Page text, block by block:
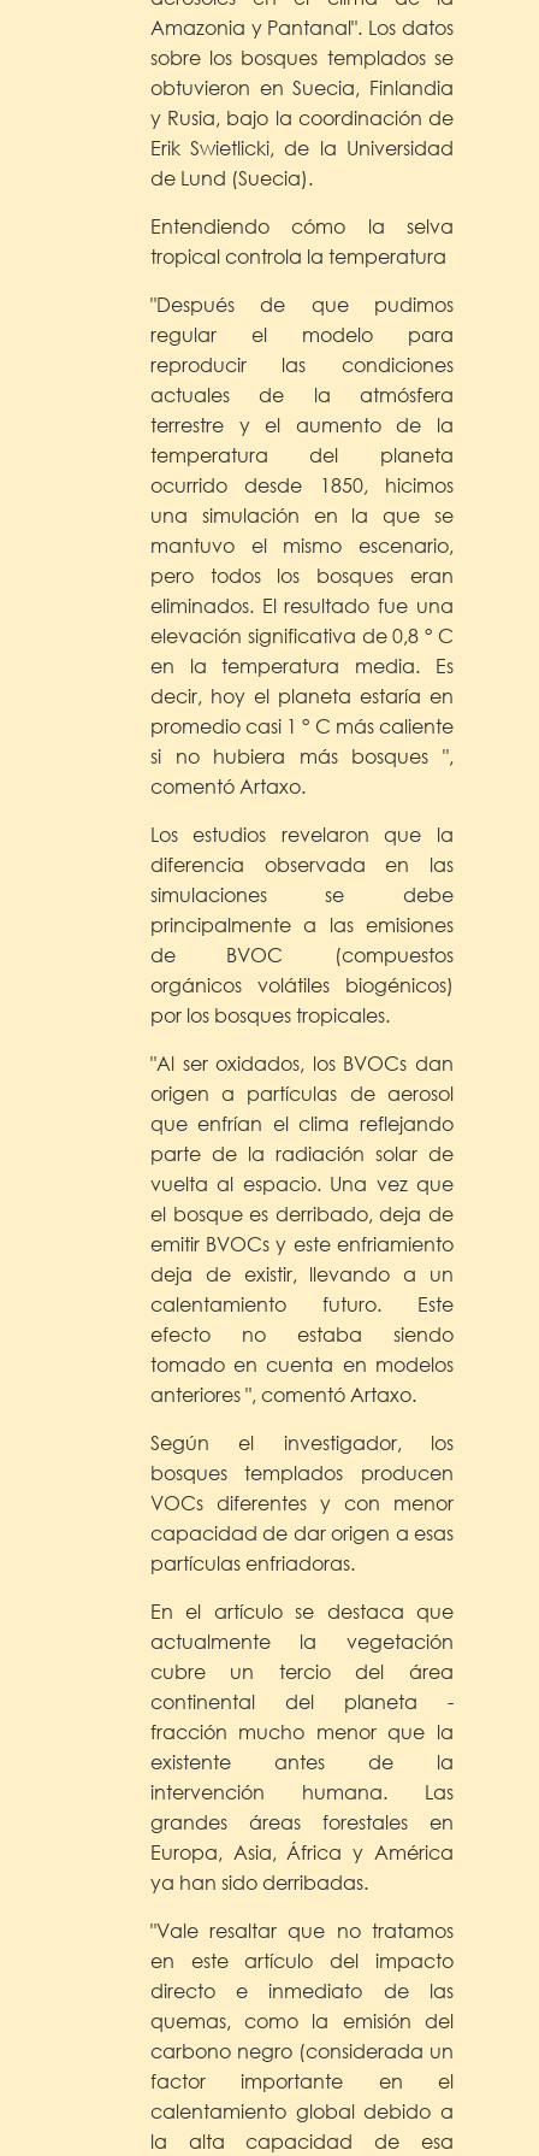
Amazonia y Pantanal". Los datos
sobre los bosques templados se
obtuvieron en Suecia, Finlandia
y Rusia, bajo la coordinación de
Erik Swietlicki, de la Universidad
de Lund (Suecia).
Entendiendo cómo la selva
tropical controla la temperatura
"Después de que pudimos
regular el modelo para
reproducir las condiciones
actuales de la atmósfera
terrestre y el aumento de la
temperatura del planeta
ocurrido desde 1850, hicimos
una simulación en la que se
mantuvo el mismo escenario,
pero todos los bosques eran
eliminados. El resultado fue una
elevación significativa de 0,8 ° C
en la temperatura media. Es
decir, hoy el planeta estaría en
promedio casi 1 ° C más caliente
si no hubiera más bosques ",
comentó Artaxo.
Los estudios revelaron que la
diferencia observada en las
simulaciones se debe
principalmente a las emisiones
de BVOC (compuestos
orgánicos volátiles biogénicos)
por los bosques tropicales.
"Al ser oxidados, los BVOCs dan
origen a partículas de aerosol
que enfrían el clima reflejando
parte de la radiación solar de
vuelta al espacio. Una vez que
el bosque es derribado, deja de
emitir BVOCs y este enfriamiento
deja de existir, llevando a un
calentamiento futuro. Este
efecto no estaba siendo
tomado en cuenta en modelos
anteriores ", comentó Artaxo.
Según el investigador, los
bosques templados producen
VOCs diferentes y con menor
capacidad de dar origen a esas
partículas enfriadoras.
En el artículo se destaca que
actualmente la vegetación
cubre un tercio del área
continental del planeta -
fracción mucho menor que la
existente antes de la
intervención humana. Las
grandes áreas forestales en
Europa, Asia, África y América
ya han sido derribadas.
"Vale resaltar que no tratamos
en este artículo del impacto
directo e inmediato de las
quemas, como la emisión del
carbono negro (considerada un
factor importante en el
calentamiento global debido a
la alta capacidad de esa